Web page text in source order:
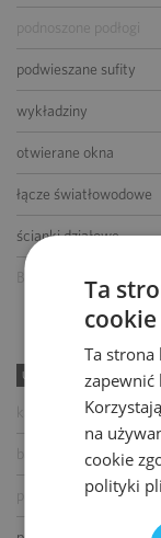
podnoszone podłogi
podwieszane sufity
wykładziny
otwierane okna
łącze światłowodowe
ścianki działowe
BMS
UDOGODNIENIA
paczkomat
Ta
cookie
Ta
zapewnić
na
cookie
polityki